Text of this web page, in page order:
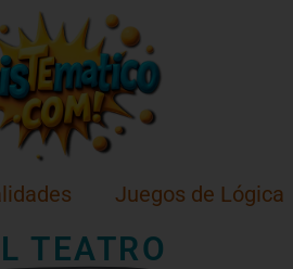
Juegos de Lógica
TEATRO